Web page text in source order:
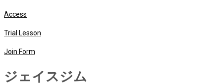
Access
Trial Lesson
Join Form
ジェイスジム